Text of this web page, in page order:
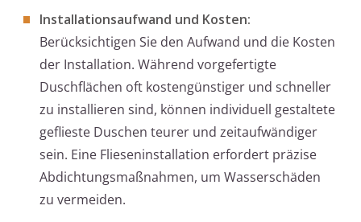
Installationsaufwand und Kosten:
Berücksichtigen Sie den Aufwand und die Kosten
der Installation. Während vorgefertigte
Duschflächen oft kostengünstiger und schneller
zu installieren sind, können individuell gestaltete
geflieste Duschen teurer und zeitaufwändiger
sein. Eine Flieseninstallation erfordert präzise
Abdichtungsmaßnahmen, um Wasserschäden
zu vermeiden.